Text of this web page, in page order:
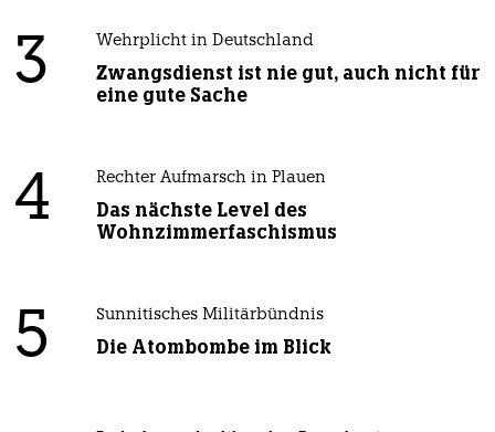
3 Wehrplicht in Deutschland
Zwangsdienst ist nie gut, auch nicht für
eine gute Sache
4 Rechter Aufmarsch in Plauen
Das nächste Level des
Wohnzimmerfaschismus
5 Sunnitisches Militärbündnis
Die Atombombe im Blick